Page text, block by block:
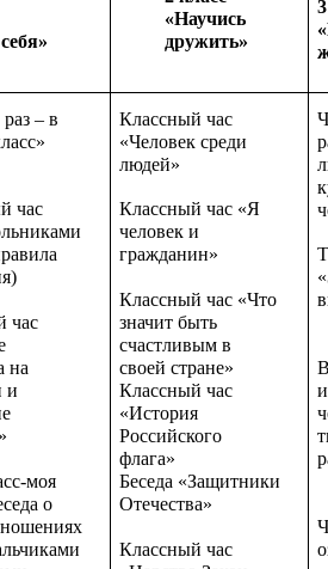
«Научись
дружить»
– в
час
час
на
и
моя
о
Классный час
«Человек среди
людей»
Классный час «Я
человек и
гражданин»
Классный час «Что
значит быть
счастливым в
своей стране»
Классный час
«История
Российского
флага»
Беседа «Защитники
Отечества»
Классный час